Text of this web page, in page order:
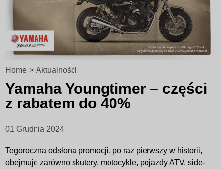
Home > Aktualności
Yamaha Youngtimer – części
z rabatem do 40%
01 Grudnia 2024
Tegoroczna odsłona promocji, po raz pierwszy w historii,
obejmuje zarówno skutery, motocykle, pojazdy ATV, side-